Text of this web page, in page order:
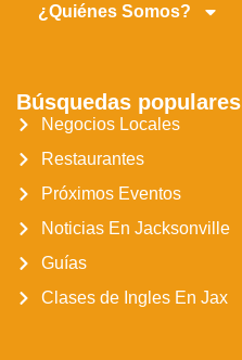
¿Quiénes Somos?
Búsquedas populares
Negocios Locales
Restaurantes
Próximos Eventos
Noticias En Jacksonville
Guías
Clases de Ingles En Jax